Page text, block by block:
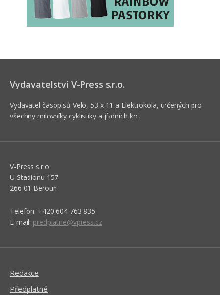
Vydavatelství V-Press s.r.o.
Vydavatel časopisů Velo, 53 x 11 a Elektrokola, určených pro
všechny milovníky cyklistiky a jízdních kol.
V-Press s.r.o.
U Stadionu 157
266 01 Beroun
Telefon: +420 604 763 835
E-mail: predplatne@vpress.cz
Redakce
Předplatné